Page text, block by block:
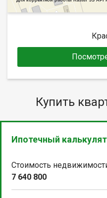
Купить
Ипотечный
Стоимость
7 640 800